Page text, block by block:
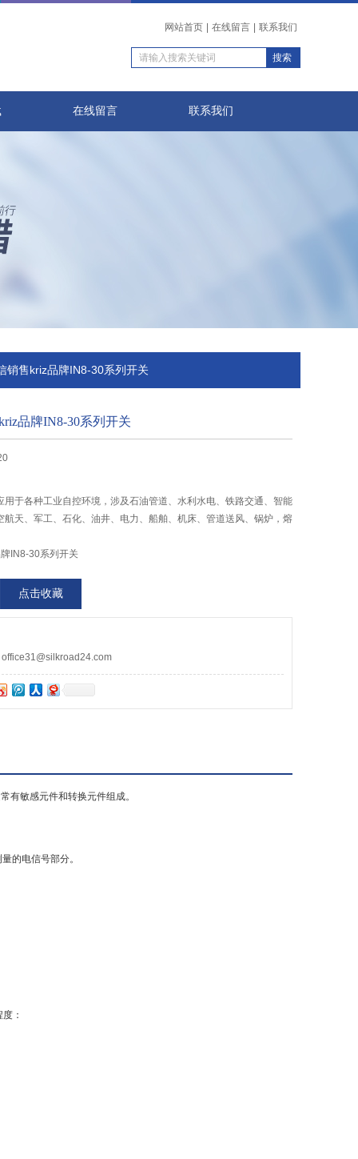
网站首页 在线留言 联系我们
在线留言 联系我们
销售kriz品牌IN8-30系列开关
品牌IN8-30系列开关
用于各种工业自控环境，涉及石油管道、水利水电、铁路交通、智能
航天、军工、石化、油井、电力、船舶、机床、管道送风、锅炉，熔
IN8-30系列开关
点击收藏
有敏感元件和转换元件组成。
的电信号部分。
：